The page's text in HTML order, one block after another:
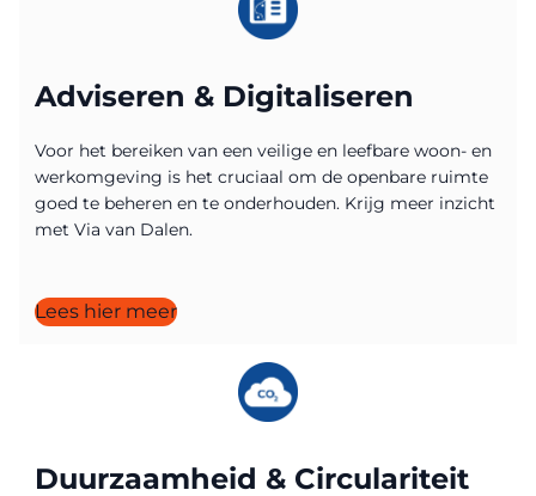
Adviseren & Digitaliseren
Voor het bereiken van een veilige en leefbare woon- en
werkomgeving is het cruciaal om de openbare ruimte
goed te beheren en te onderhouden. Krijg meer inzicht
met Via van Dalen.
Lees hier meer
Duurzaamheid & Circulariteit